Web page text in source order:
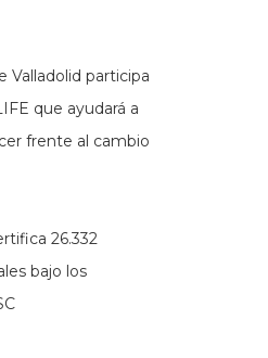
Valladolid participa
que ayudará a
frente al cambio
26.332
bajo los